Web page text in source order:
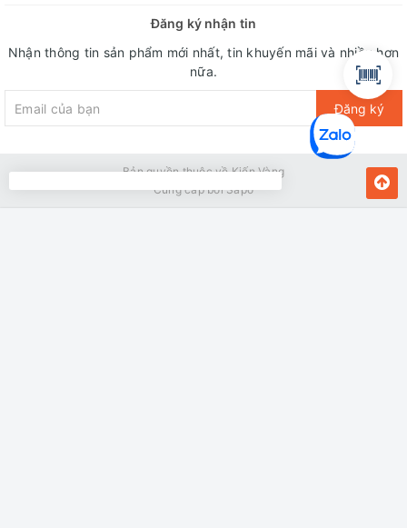
Đăng ký nhận tin
Nhận thông tin sản phẩm mới nhất, tin khuyến mãi và nhiều hơn
nữa.
Đăng ký
Bản quyền thuộc về Kiến Vàng
Cung cấp bởiSapo